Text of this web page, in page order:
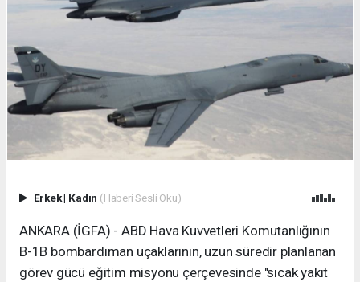
Erkek| Kadın (Haberi Sesli Oku)
ANKARA (İGFA) - ABD Hava Kuvvetleri Komutanlığının
B-1B bombardıman uçaklarının, uzun süredir planlanan
görev gücü eğitim misyonu çerçevesinde "sıcak yakıt